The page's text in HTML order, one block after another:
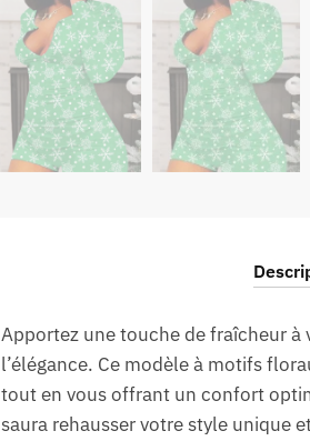
Apportez une touche de fraîcheur à
l’élégance. Ce modèle à motifs
tout en vous offrant un confort
saura rehausser votre style unique